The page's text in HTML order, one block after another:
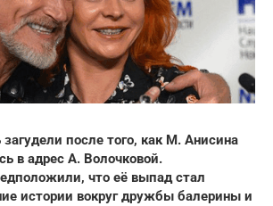
загудели после того, как М. Анисина
в адрес А. Волочковой.
что её выпад стал
истории вокруг дружбы балерины и